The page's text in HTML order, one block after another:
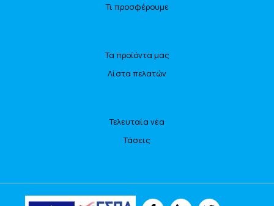
Τι προσφέρουμε
Τα προϊόντα μας
Λίστα πελατών
Τελευταία νέα
Τάσεις